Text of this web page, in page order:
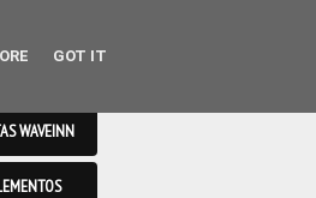
WAVEINN
GOT IT